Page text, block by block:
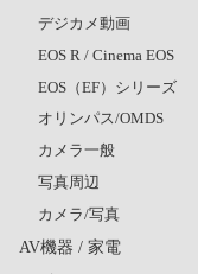
デジカメ動画
EOS R / Cinema EOS
EOS（EF）シリーズ
オリンパス/OMDS
カメラ一般
写真周辺
カメラ/写真
AV機器 / 家電